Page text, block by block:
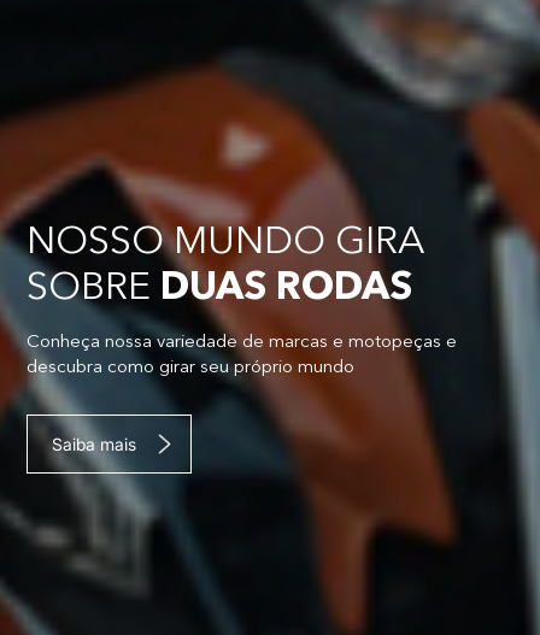
NOSSO MUNDO GIRA
SOBRE DUAS RODAS
Conheça nossa variedade de marcas e motopeças e
descubra como girar seu próprio mundo
Saiba mais